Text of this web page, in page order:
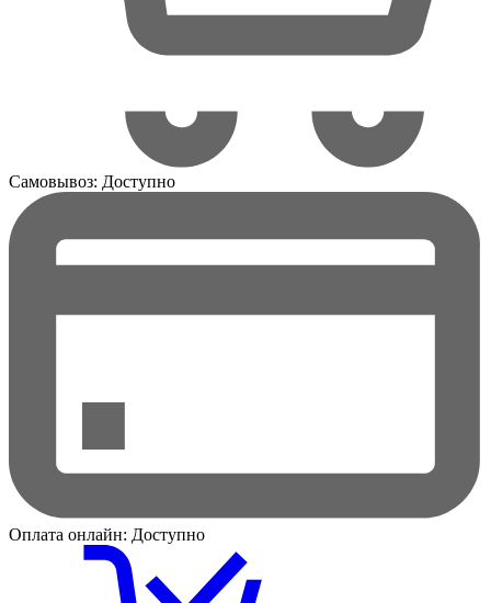
Самовывоз: Доступно
Оплата онлайн: Доступно